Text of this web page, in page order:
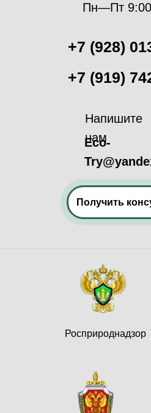
Пн—Пт
+7 (928)
+7 (919)
Eco-
Получить
Напишите
нам
Росприроднадзор